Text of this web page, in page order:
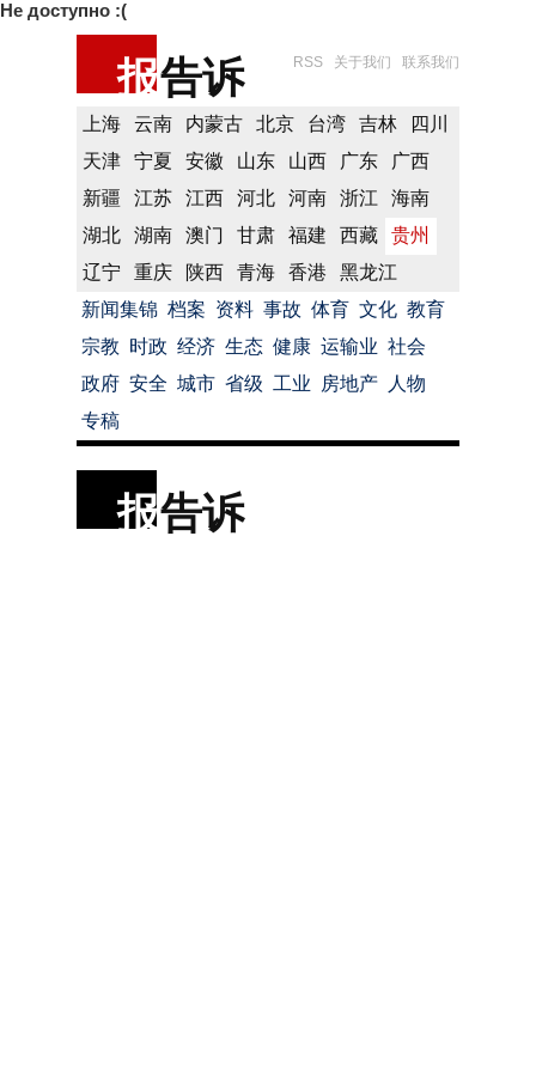
Не доступно :(
报告诉 RSS 关于我们 联系我们
上海 云南 内蒙古 北京 台湾 吉林
四川
天津
宁夏 安徽 山东 山西 广东
广西
新疆
江苏 江西 河北 河南 浙江
海南
湖北
湖南 澳门 甘肃 福建 西藏
贵州
辽宁
重庆 陕西 青海 香港
黑龙江
新闻集锦 档案 资料 事故 体育 文化 教育
宗教 时政 经济 生态 健康 运输业 社会
政府 安全 城市 省级 工业 房地产 人物
专稿
报告诉